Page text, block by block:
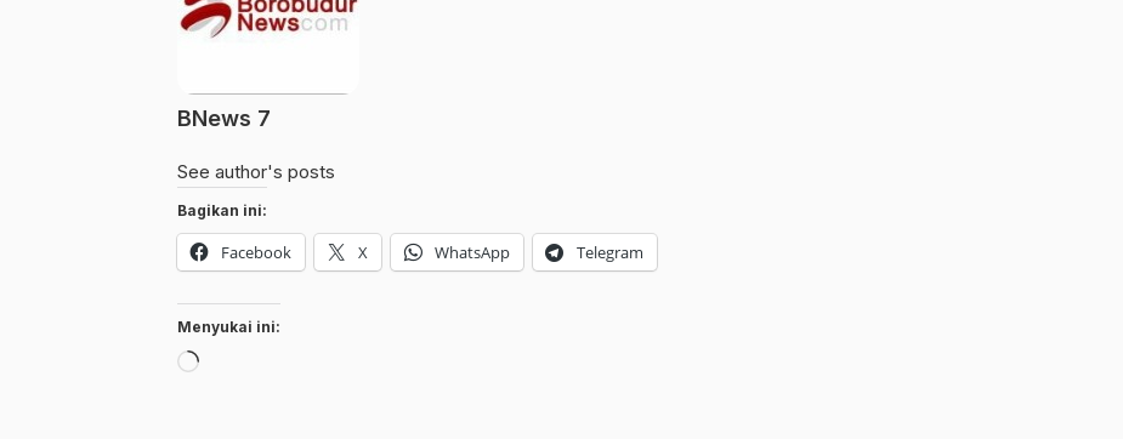
BNews 7
See author's posts
Bagikan ini:
Facebook X WhatsApp Telegram
Menyukai ini:
Memuat...